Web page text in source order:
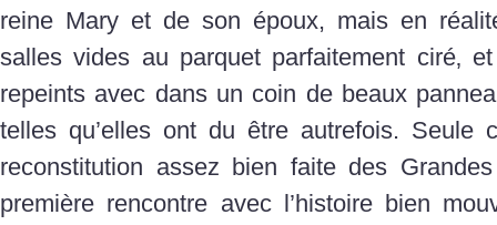
reine Mary et de son époux, mais en
salles vides au parquet parfaitement ciré‚
repeints avec dans un coin de beaux
telles qu’elles ont du être autrefois. Seule
reconstitution assez bien faite des
première rencontre avec l’histoire bien